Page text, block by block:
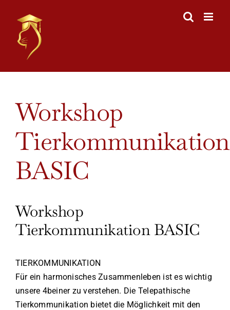
content
Larger
Image
Workshop
Tierkommunikation
BASIC
Workshop
Tierkommunikation BASIC
TIERKOMMUNIKATION
Für ein harmonisches Zusammenleben ist es wichtig
unsere 4beiner zu verstehen. Die Telepathische
Tierkommunikation bietet die Möglichkeit mit den